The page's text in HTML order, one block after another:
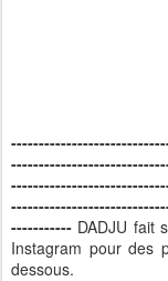
----------- DADJU fait
Instagram pour des
dessous.